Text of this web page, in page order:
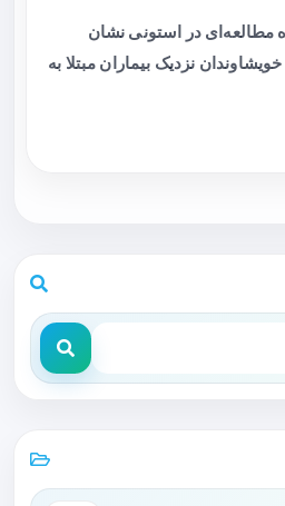
مطالعه‌ای در استونی نشان
نزدیک بیماران مبتلا به